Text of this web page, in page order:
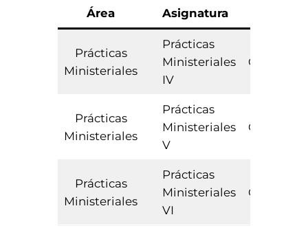
Área Asignatura
Prácticas
Ministeriales
Prácticas
Ministeriales
IV
Prácticas
Ministeriales
Prácticas
Ministeriales
V
Prácticas
Ministeriales
Prácticas
Ministeriales
VI